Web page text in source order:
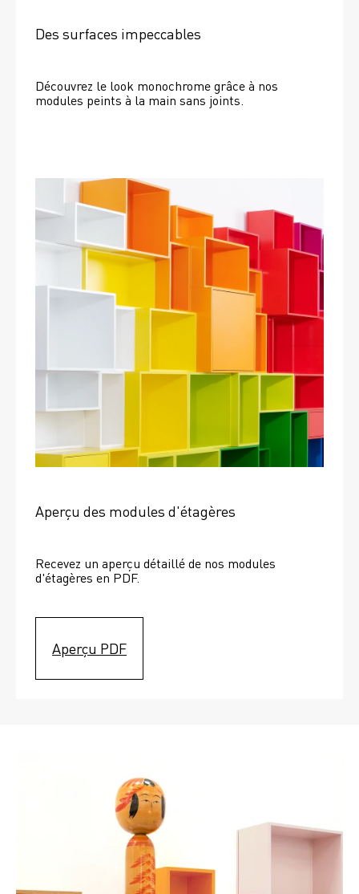
Des surfaces impeccables
Découvrez le look monochrome grâce à nos
modules peints à la main sans joints.
Aperçu des modules d'étagères
Recevez un aperçu détaillé de nos modules
d'étagères en PDF.
Aperçu PDF